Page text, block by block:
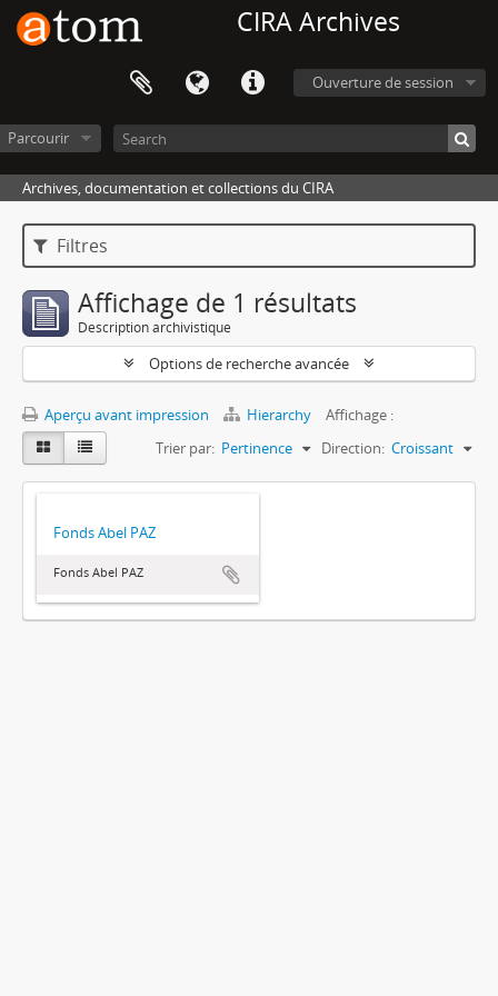
CIRA Archives
Ouverture de session
Parcourir
Archives, documentation et collections du CIRA
Filtres
Affichage de 1 résultats
Description archivistique
Options de recherche avancée
Aperçu avant impression Hierarchy
Affichage :
Trier par: Pertinence Direction: Croissant
Fonds Abel PAZ
Fonds Abel PAZ